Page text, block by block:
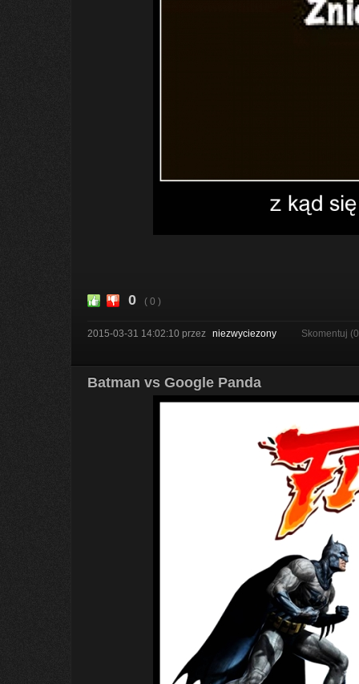
0 ( 0 )
2015-03-31 14:02:10 przez niezwyciezony Skomentuj
Batman vs Google Panda